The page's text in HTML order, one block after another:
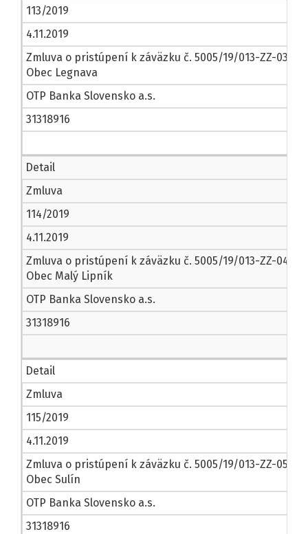
113/2019
4.11.2019
Zmluva o pristúpení k záväzku č. 5005/19/013-ZZ-03
Obec Legnava
OTP Banka Slovensko a.s.
31318916
Detail
Zmluva
114/2019
4.11.2019
Zmluva o pristúpení k záväzku č. 5005/19/013-ZZ-04
Obec Malý Lipník
OTP Banka Slovensko a.s.
31318916
Detail
Zmluva
115/2019
4.11.2019
Zmluva o pristúpení k záväzku č. 5005/19/013-ZZ-05
Obec Sulín
OTP Banka Slovensko a.s.
31318916